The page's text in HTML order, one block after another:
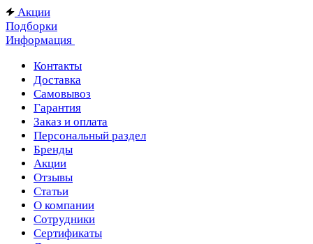
Акции
Подборки
Информация
Контакты
Доставка
Самовывоз
Гарантия
Заказ и оплата
Персональный раздел
Бренды
Акции
Отзывы
Статьи
О компании
Сотрудники
Сертификаты